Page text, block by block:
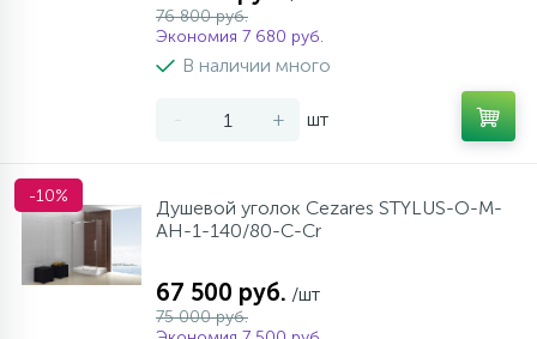
76 800 руб.
Экономия 7 680 руб.
В наличии много
- + шт
-10%
Душевой уголок Cezares STYLUS-O-M-
AH-1-140/80-C-Cr
67 500 руб. /шт
75 000 руб.